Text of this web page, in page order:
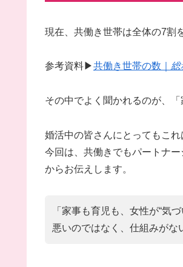
現在、共働き世帯は全体の7割
参考資料▶共働き世帯の数｜ 総
その中でよく聞かれるのが、
婚活中の皆さんにとってもこれ
今回は、共働きでもパートナ
からお伝えします。
「家事も育児も、女性が“気
悪いのではなく、仕組みがな